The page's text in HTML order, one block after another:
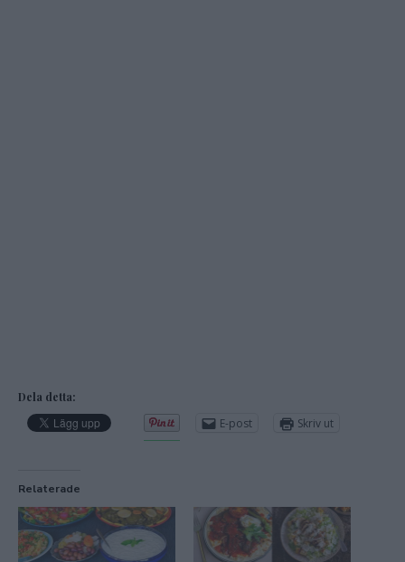
Dela detta:
E-post Skriv ut
Relaterade